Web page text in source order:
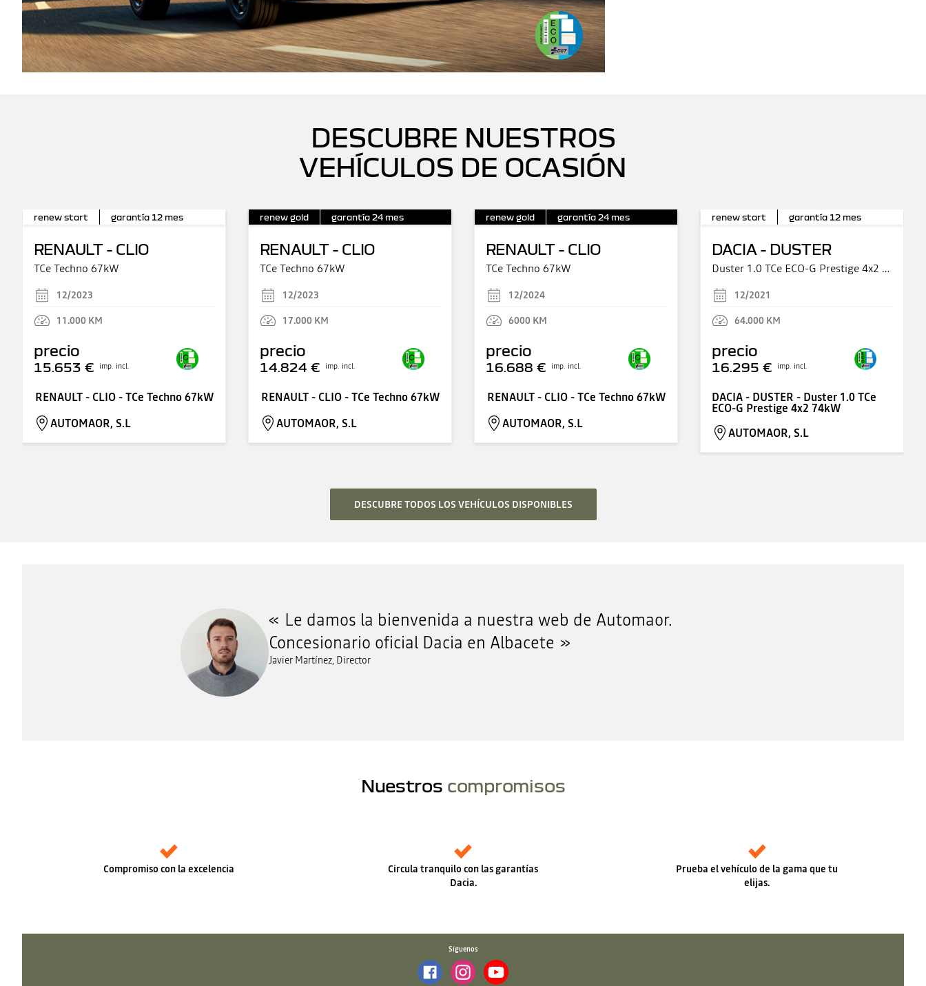
DESCUBRE NUESTROS
VEHÍCULOS DE OCASIÓN
renew start garantía 12 mes
RENAULT - CLIO
TCe Techno 67kW
12/2023
11.000 KM
precio
15.653 € imp. incl.
RENAULT - CLIO - TCe Techno 67kW
AUTOMAOR, S.L
renew gold garantía 24 mes
RENAULT - CLIO
TCe Techno 67kW
12/2023
17.000 KM
precio
14.824 € imp. incl.
RENAULT - CLIO - TCe Techno 67kW
AUTOMAOR, S.L
renew gold garantía 24 mes
RENAULT - CLIO
TCe Techno 67kW
12/2024
6000 KM
precio
16.688 € imp. incl.
RENAULT - CLIO - TCe Techno 67kW
AUTOMAOR, S.L
renew start garantía 12 mes
DACIA - DUSTER
Duster 1.0 TCe ECO-G Prestige 4x2 74kW
12/2021
64.000 KM
precio
16.295 € imp. incl.
DACIA - DUSTER - Duster 1.0 TCe
ECO-G Prestige 4x2 74kW
AUTOMAOR, S.L
DESCUBRE TODOS LOS VEHÍCULOS DISPONIBLES
Le damos la bienvenida a nuestra web de Automaor.
Concesionario oficial Dacia en Albacete
Javier Martínez, Director
Nuestros compromisos
Compromiso con la excelencia
Circula tranquilo con las garantías
Dacia.
Prueba el vehículo de la gama que tu
elijas.
Síguenos